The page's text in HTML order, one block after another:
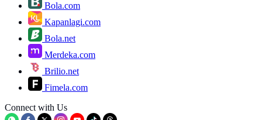
Bola.com
Kapanlagi.com
Bola.net
Merdeka.com
Brilio.net
Fimela.com
Connect with Us